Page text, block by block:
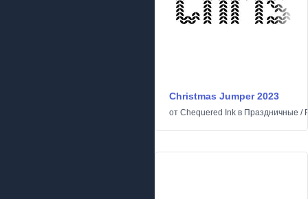
Christmas Jumper 2023
от Chequered Ink в Праздничные /